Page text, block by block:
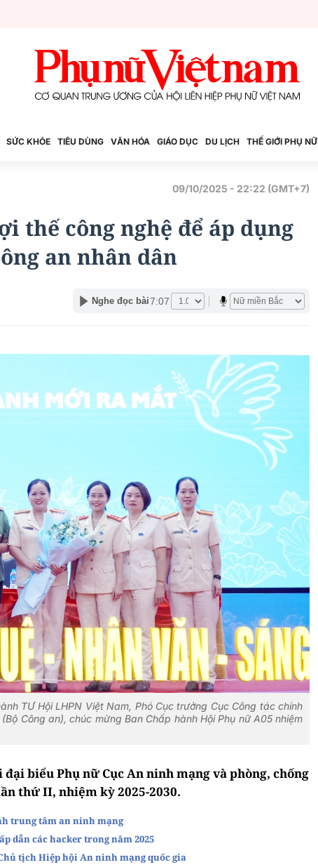
SỨC KHỎE TIÊU DÙNG VĂN HÓA GIÁO DỤC DU LỊCH THẾ GIỚI PHỤ NỮ
09/10/2025 - 22:22 (GMT+7)
thế công nghệ để áp dụng
an nhân dân
Nghe đọc bài7:07
TƯ Hội LHPN Việt Nam, Phó Cục trưởng Cục Công tác chính
Công an), chúc mừng Ban Chấp hành Hội Phụ nữ A05 nhiệm
biểu Phụ nữ Cục An ninh mạng và phòng, chống
thứ II, nhiệm kỳ 2025-2030.
trung tâm an ninh mạng
dẫn các hacker trong năm 2025
tịch Hiệp hội An ninh mạng quốc gia